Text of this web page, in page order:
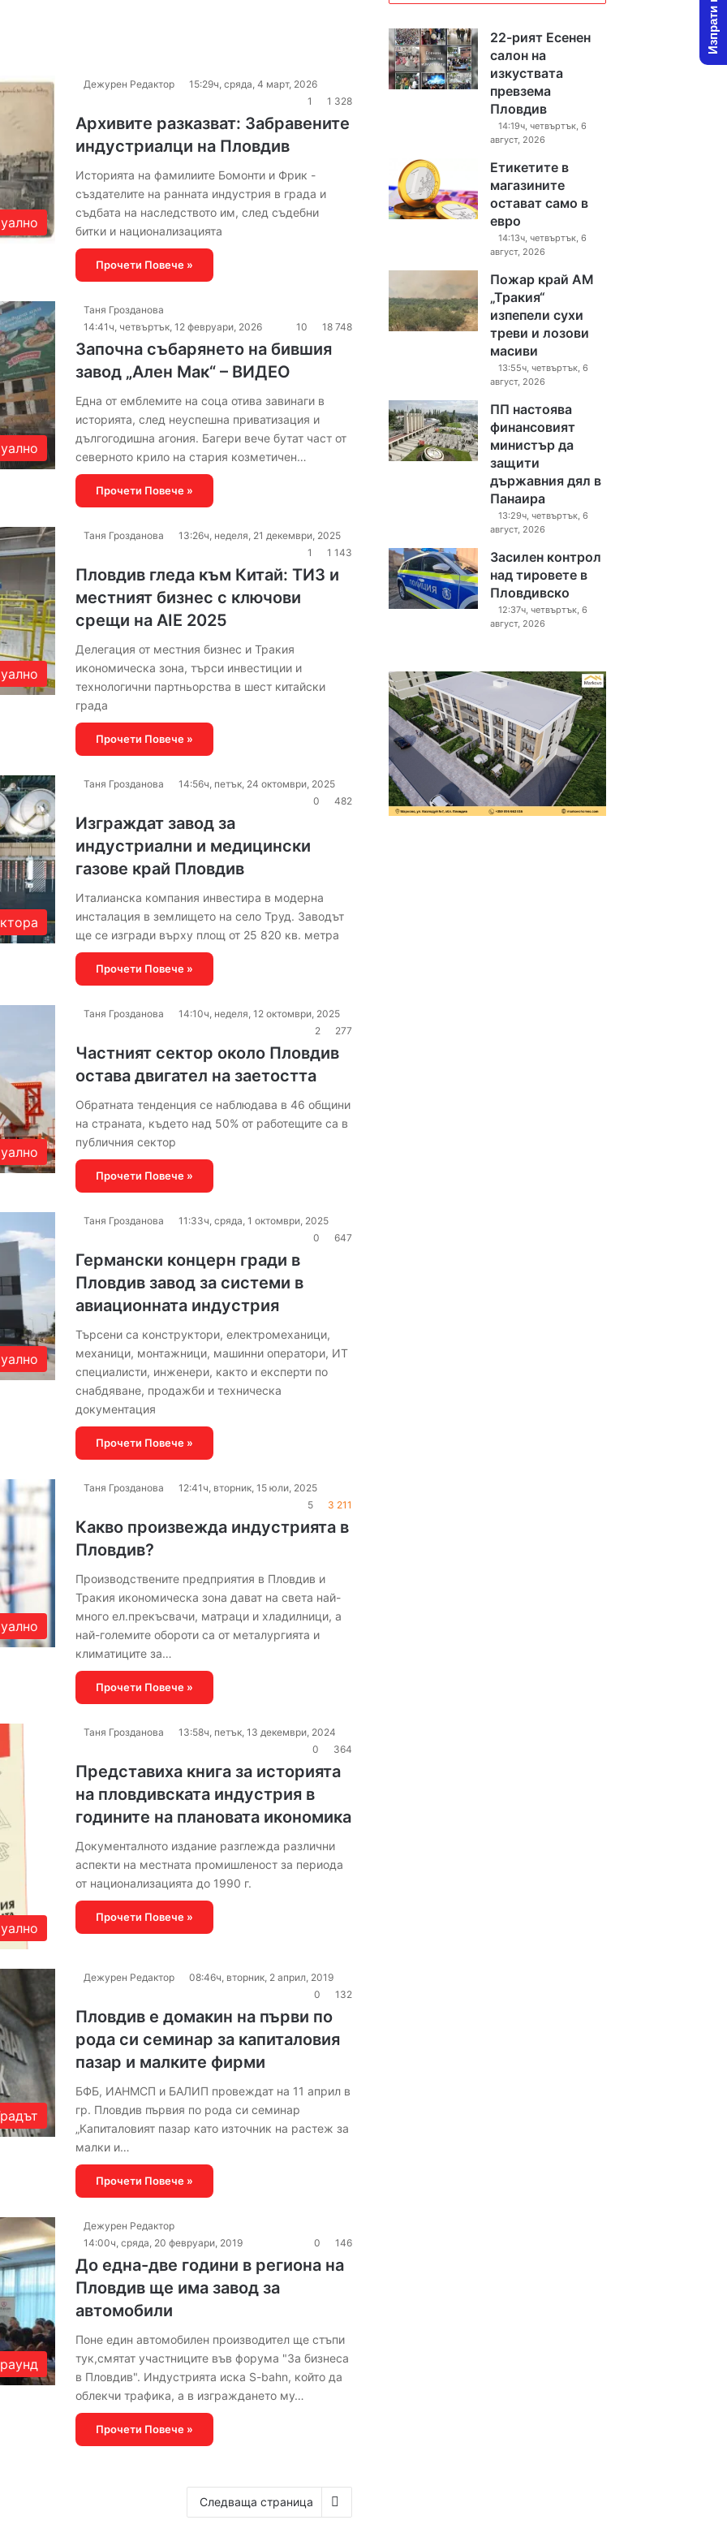
Дежурен Редактор
15:29ч, сряда, 4 март, 2026
1
1 328
Архивите разказват: Забравените
индустриалци на Пловдив
Историята на фамилиите Бомонти и Фрик -
създателите на ранната индустрия в града и
съдбата на наследството им, след съдебни
битки и национализацията
Прочети Повече »
Таня Грозданова
14:41ч, четвъртък, 12 февруари, 2026
10 18 748
Започна събарянето на бившия
завод „Ален Мак“ – ВИДЕО
Една от емблемите на соца отива завинаги в
историята, след неуспешна приватизация и
дългогодишна агония. Багери вече бутат част от
северното крило на стария козметичен…
Прочети Повече »
Таня Грозданова
13:26ч, неделя, 21 декември, 2025
1
1 143
Пловдив гледа към Китай: ТИЗ и
местният бизнес с ключови
срещи на AIE 2025
Делегация от местния бизнес и Тракия
икономическа зона, търси инвестиции и
технологични партньорства в шест китайски
града
Прочети Повече »
Таня Грозданова
14:56ч, петък, 24 октомври, 2025
0
482
Изграждат завод за
индустриални и медицински
газове край Пловдив
Италианска компания инвестира в модерна
инсталация в землището на село Труд. Заводът
ще се изгради върху площ от 25 820 кв. метра
Прочети Повече »
Таня Грозданова
14:10ч, неделя, 12 октомври, 2025
2
277
Частният сектор около Пловдив
остава двигател на заетостта
Обратната тенденция се наблюдава в 46 общини
на страната, където над 50% от работещите са в
публичния сектор
Прочети Повече »
Таня Грозданова
11:33ч, сряда, 1 октомври, 2025
0
647
Германски концерн гради в
Пловдив завод за системи в
авиационната индустрия
Търсени са конструктори, електромеханици,
механици, монтажници, машинни оператори, ИТ
специалисти, инженери, както и експерти по
снабдяване, продажби и техническа
документация
Прочети Повече »
Таня Грозданова
12:41ч, вторник, 15 юли, 2025
5
3 211
Какво произвежда индустрията в
Пловдив?
Производствените предприятия в Пловдив и
Тракия икономическа зона дават на света най-
много ел.прекъсвачи, матраци и хладилници, а
най-големите обороти са от металургията и
климатиците за…
Прочети Повече »
Таня Грозданова
13:58ч, петък, 13 декември, 2024
0
364
Представиха книга за историята
на пловдивската индустрия в
годините на плановата икономика
Документалното издание разглежда различни
аспекти на местната промишленост за периода
от национализацията до 1990 г.
Прочети Повече »
Дежурен Редактор
08:46ч, вторник, 2 април, 2019
0
132
Пловдив е домакин на първи по
рода си семинар за капиталовия
пазар и малките фирми
БФБ, ИАНМСП и БАЛИП провеждат на 11 април в
гр. Пловдив първия по рода си семинар
„Капиталовият пазар като източник на растеж за
малки и…
Прочети Повече »
Дежурен Редактор
14:00ч, сряда, 20 февруари, 2019
0 146
До една-две години в региона на
Пловдив ще има завод за
автомобили
Поне един автомобилен производител ще стъпи
тук,смятат участниците във форума "За бизнеса
в Пловдив". Индустрията иска S-bahn, който да
облекчи трафика, а в изграждането му…
Прочети Повече »
Следваща страница
22-рият Есенен
салон на
изкуствата
превзема
Пловдив
14:19ч, четвъртък, 6
август, 2026
Етикетите в
магазините
остават само в
евро
14:13ч, четвъртък, 6
август, 2026
Пожар край АМ
„Тракия“
изпепели сухи
треви и лозови
масиви
13:55ч, четвъртък, 6
август, 2026
ПП настоява
финансовият
министър да
защити
държавния дял в
Панаира
13:29ч, четвъртък, 6
август, 2026
Засилен контрол
над тировете в
Пловдивско
12:37ч, четвъртък, 6
август, 2026